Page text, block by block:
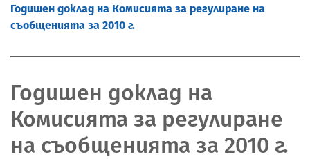
Годишен доклад на Комисията за регулиране на
съобщенията за 2010 г.
Годишен доклад на
Комисията за регулиране
на съобщенията за 2010 г.